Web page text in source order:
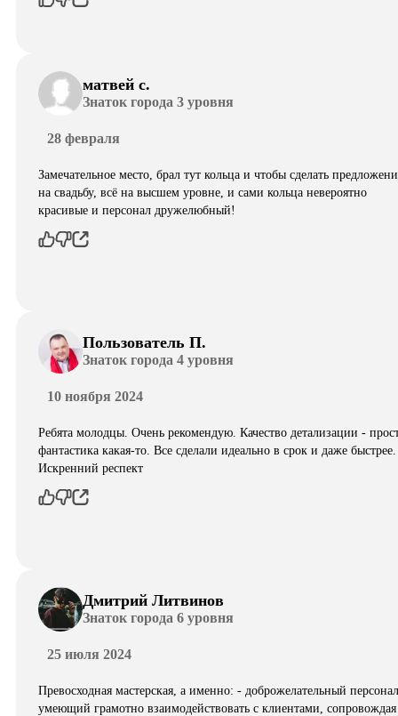
матвей с.
Знаток города 3 уровня
28 февраля
Замечательное место, брал тут кольца и чтобы сделать
на свадьбу, всё на высшем уровне, и сами кольца невероятно
красивые и персонал дружелюбный!
Пользователь П.
Знаток города 4 уровня
10 ноября 2024
Ребята молодцы. Очень рекомендую. Качество детализации -
фантастика какая-то. Все сделали идеально в срок и даже быстрее.
Искренний респект
Дмитрий Литвинов
Знаток города 6 уровня
25 июля 2024
Превосходная мастерская, а именно: - доброжелательный
умеющий грамотно взаимодействовать с клиентами,